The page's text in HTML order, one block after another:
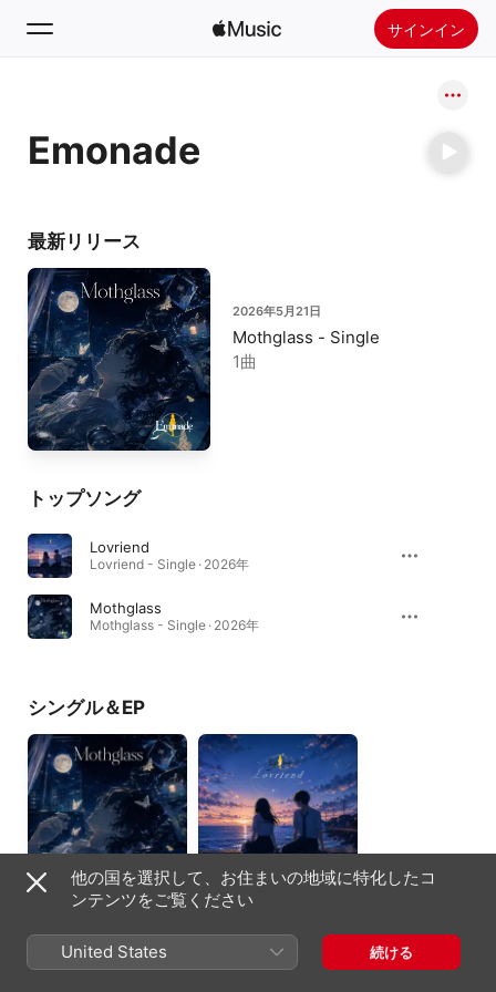
サインイン
ホーム
Emonade
最新リリース
2026年5月21日
Mothglass - Single
1曲
トップソング
Lovriend
Lovriend - Single · 2026年
Mothglass
Mothglass - Single · 2026年
シングル＆EP
Mothglass - Single
Lovriend - Single
他の国を選択して、お住まいの地域に特化したコ
ンテンツをご覧ください
United States 続ける